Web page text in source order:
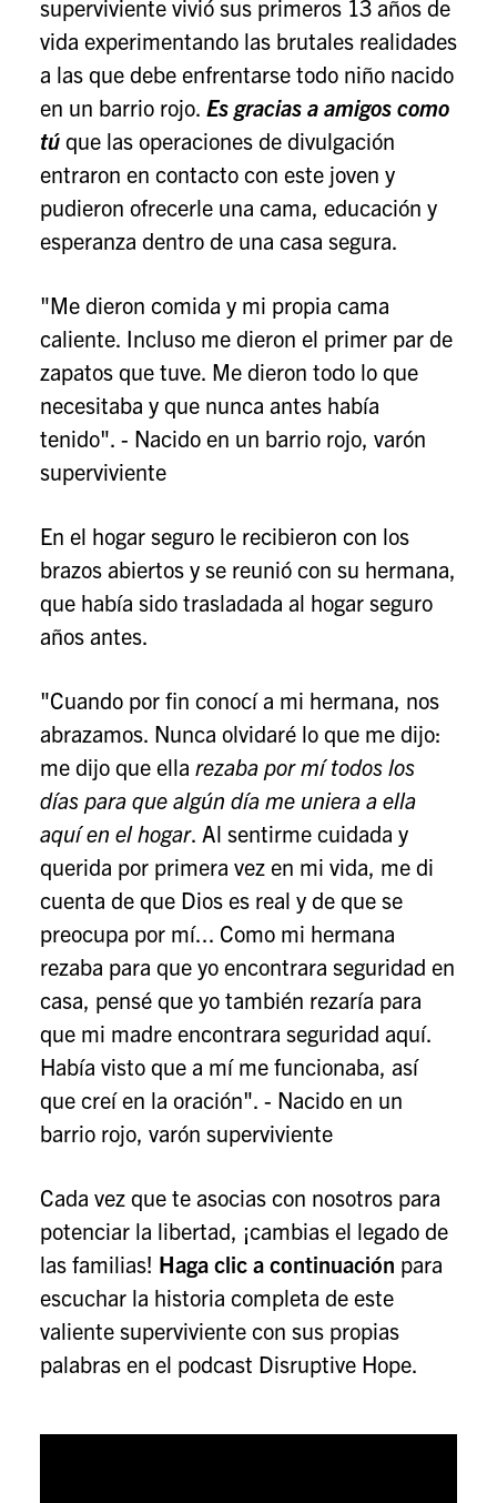
superviviente vivió sus primeros 13 años de
vida experimentando las brutales realidades
a las que debe enfrentarse todo niño nacido
en un barrio rojo. Es gracias a amigos como
tú que las operaciones de divulgación
entraron en contacto con este joven y
pudieron ofrecerle una cama, educación y
esperanza dentro de una casa segura.
"Me dieron comida y mi propia cama
caliente. Incluso me dieron el primer par de
zapatos que tuve. Me dieron todo lo que
necesitaba y que nunca antes había
tenido". - Nacido en un barrio rojo, varón
superviviente
En el hogar seguro le recibieron con los
brazos abiertos y se reunió con su hermana,
que había sido trasladada al hogar seguro
años antes.
"Cuando por fin conocí a mi hermana, nos
abrazamos. Nunca olvidaré lo que me dijo:
me dijo que ella rezaba por mí todos los
días para que algún día me uniera a ella
aquí en el hogar. Al sentirme cuidada y
querida por primera vez en mi vida, me di
cuenta de que Dios es real y de que se
preocupa por mí... Como mi hermana
rezaba para que yo encontrara seguridad en
casa, pensé que yo también rezaría para
que mi madre encontrara seguridad aquí.
Había visto que a mí me funcionaba, así
que creí en la oración". - Nacido en un
barrio rojo, varón superviviente
Cada vez que te asocias con nosotros para
potenciar la libertad, ¡cambias el legado de
las familias! Haga clic a continuación para
escuchar la historia completa de este
valiente superviviente con sus propias
palabras en el podcast Disruptive Hope.